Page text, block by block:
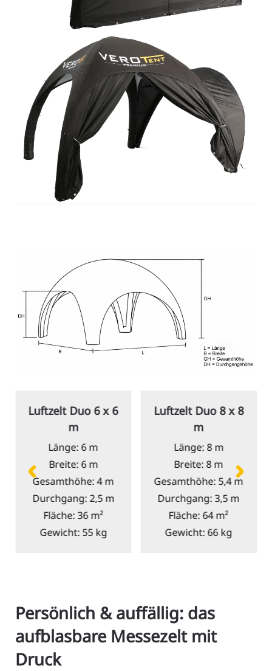
Luftzelt Duo 6 x 6
m
Länge: 6 m
Breite: 6 m
Gesamthöhe: 4 m
Durchgang: 2,5 m
Fläche: 36 m²
Gewicht: 55 kg
Luftzelt Duo 8 x 8
m
Länge: 8 m
Breite: 8 m
Gesamthöhe: 5,4 m
Durchgang: 3,5 m
Fläche: 64 m²
Gewicht: 66 kg
Persönlich & auffällig: das
aufblasbare Messezelt mit
Druck